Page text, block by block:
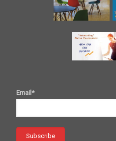
Email*